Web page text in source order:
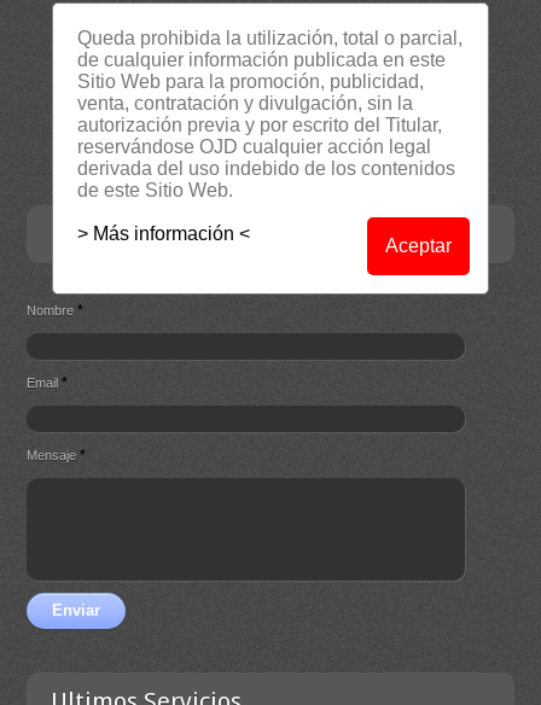
Lista Certificados
RSS
Servicios
Suscripción Newsletter
Contacta
Nombre*
Email*
Mensaje*
Enviar
Queda prohibida la utilización, total o parcial,
de cualquier información publicada en este
Sitio Web para la promoción, publicidad,
venta, contratación y divulgación, sin la
autorización previa y por escrito del Titular,
reservándose OJD cualquier acción legal
derivada del uso indebido de los contenidos
de este Sitio Web.
> Más información <
Aceptar